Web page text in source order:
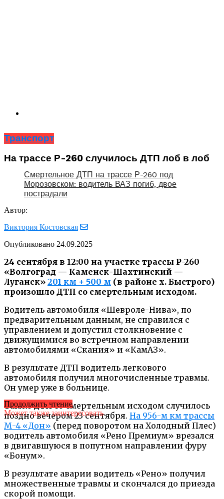
Смертельное ДТП на трассе Р-260 под
Морозовском: водитель ВАЗ погиб, двое
пострадали
Транспорт
На трассе Р-260 случилось ДТП лоб в лоб
Автор:
Виктория Костовская
Опубликовано 24.09.2025
24 сентября в 12:00 на участке трассы Р-260
«Волгоград — Каменск-Шахтинский —
Луганск» 201 км + 500 м (в районе х. Быстрого)
произошло ДТП со смертельным исходом.
Водитель автомобиля «Шевроле-Нива», по
предварительным данным, не справился с
управлением и допустил столкновение с
движущимися во встречном направлении
автомобилями «Скания» и «КамАЗ».
В результате ДТП водитель легкового
автомобиля получил многочисленные травмы.
Он умер уже в больнице.
Также ДТП со смертельным исходом случилось
поздно вечером 23 сентября. На 956-м км трассы
М-4 «Дон» (перед поворотом на Холодный Плес)
водитель автомобиля «Рено Премиум» врезался
в двигавшуюся в попутном направлении фуру
«Бонум».
В результате аварии водитель «Рено» получил
множественные травмы и скончался до приезда
скорой помощи.
Продолжить чтение
Может также заинтересовать